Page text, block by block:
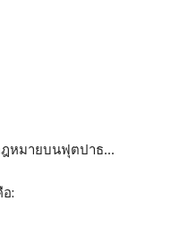
ฎหมายบนฟุตปาธ…
: